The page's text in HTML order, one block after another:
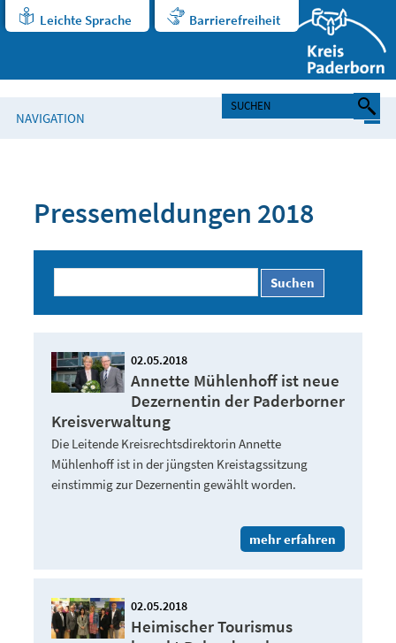
Leichte Sprache Barrierefreiheit
NAVIGATION
Pressemeldungen 2018
Suchen
02.05.2018
Annette Mühlenhoff ist neue
Dezernentin der Paderborner
Kreisverwaltung
Die Leitende Kreisrechtsdirektorin Annette
Mühlenhoff ist in der jüngsten Kreistagssitzung
einstimmig zur Dezernentin gewählt worden.
mehr erfahren
02.05.2018
Heimischer Tourismus